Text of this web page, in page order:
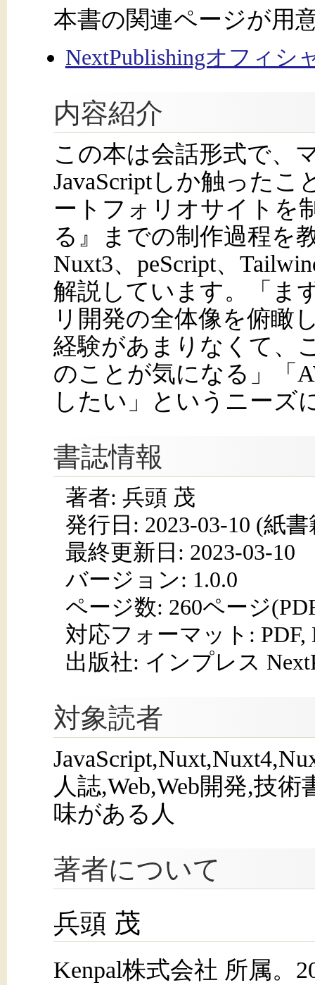
本書の関連ページが用
NextPublishingオフィシ
内容紹介
この本は会話形式で、
JavaScriptしか触った
ートフォリオサイトを
る』までの制作過程を
Nuxt3、peScript、
解説しています。「ま
リ開発の全体像を俯瞰
経験があまりなくて、
のことが気になる」「
したい」というニーズ
書誌情報
著者: 兵頭 茂
発行日: 2023-03-10 (紙書
最終更新日: 2023-03-10
バージョン: 1.0.0
ページ数: 260ページ
対応フォーマット: PDF,
出版社: インプレス
対象読者
人誌,Web,Web開発,技
味がある人
著者について
兵頭 茂
Kenpal株式会社 所属。